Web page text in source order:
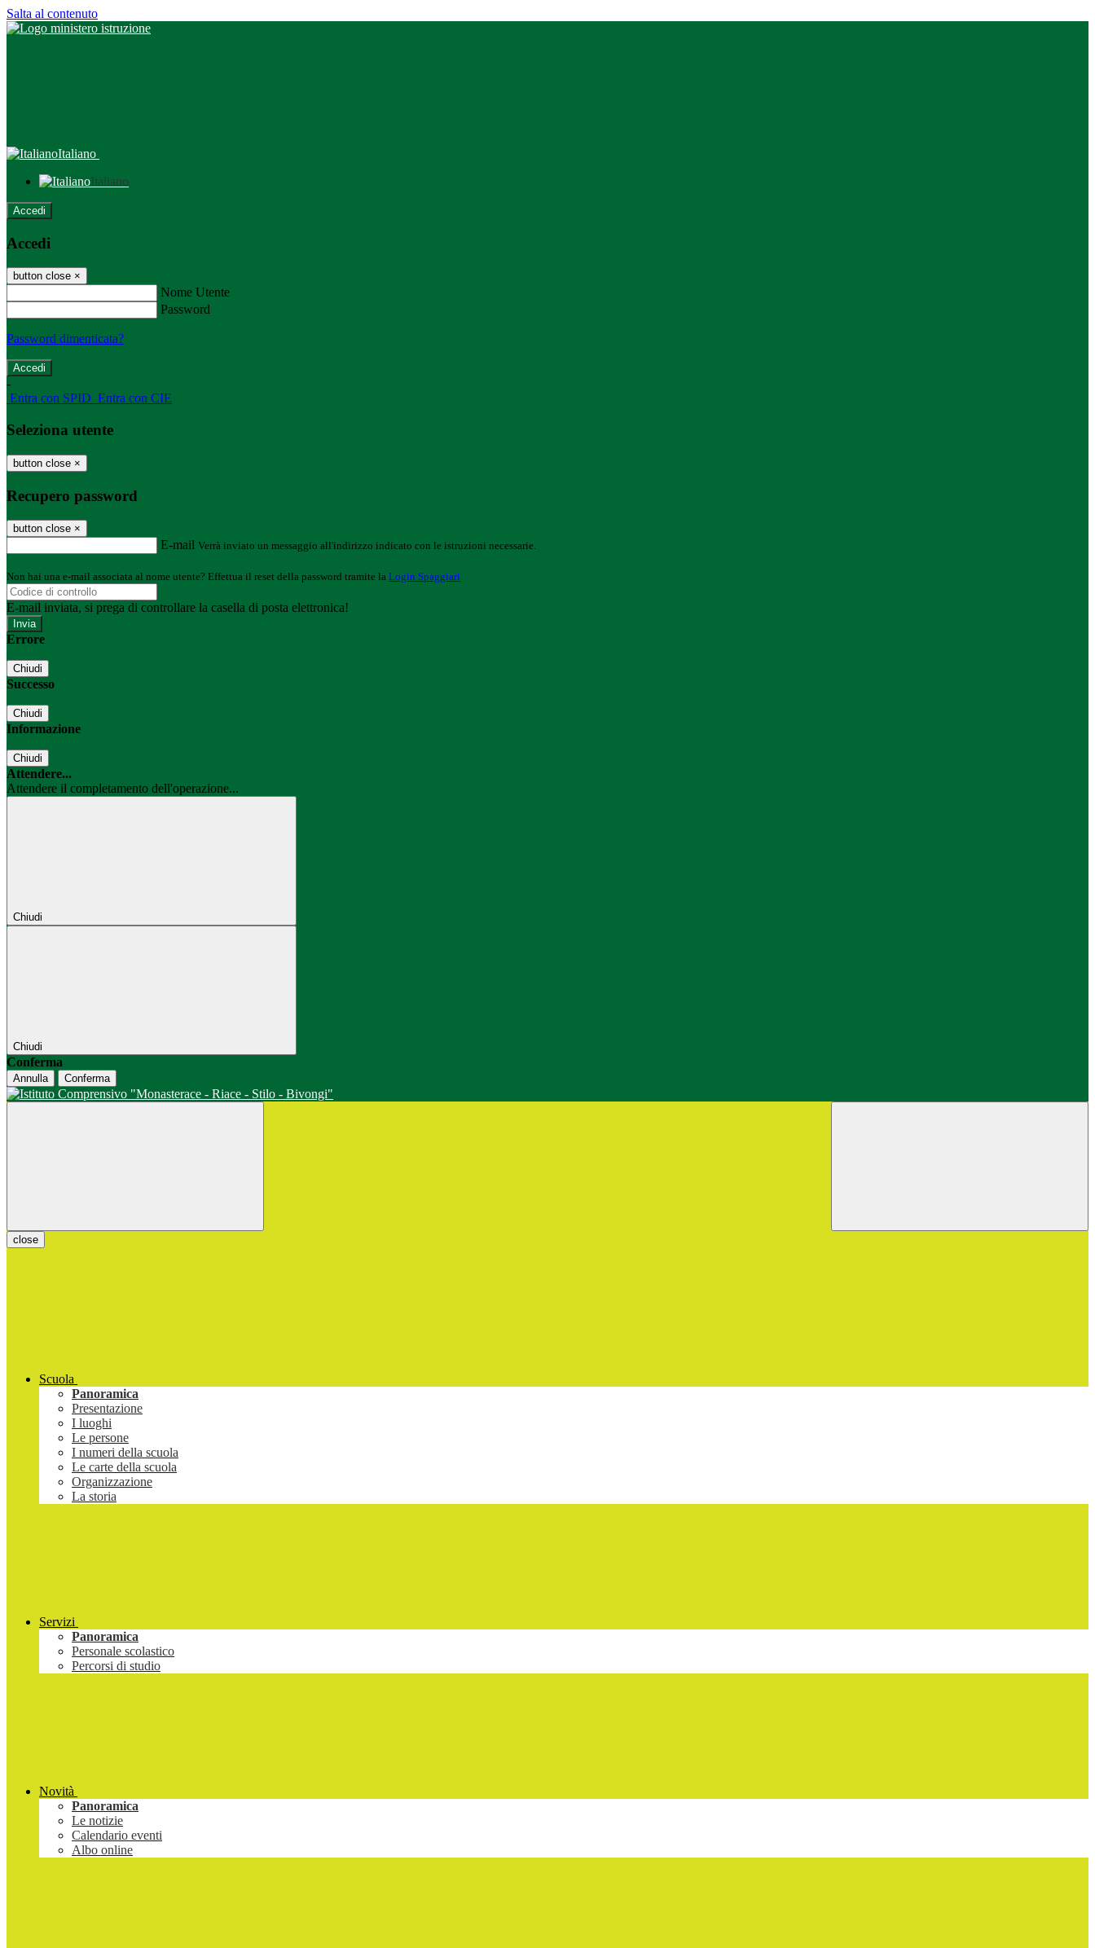
Salta al contenuto
Italiano
Italiano
Accedi
Accedi
button close ×
Nome Utente
Password
Password dimenticata?
-
Entra con SPID Entra con CIE
Seleziona utente
button close ×
Recupero password
button close ×
E-mail Verrà inviato un messaggio all'indirizzo indicato con le istruzioni necessarie.
Non hai una e-mail associata al nome utente? Effettua il reset della password tramite la Login Spaggiari
E-mail inviata, si prega di controllare la casella di posta elettronica!
Errore
Chiudi
Successo
Chiudi
Informazione
Chiudi
Attendere...
Attendere il completamento dell'operazione...
Chiudi
Chiudi
Conferma
Annulla Conferma
close
Scuola
Panoramica
Presentazione
I luoghi
Le persone
I numeri della scuola
Le carte della scuola
Organizzazione
La storia
Servizi
Panoramica
Personale scolastico
Percorsi di studio
Novità
Panoramica
Le notizie
Calendario eventi
Albo online